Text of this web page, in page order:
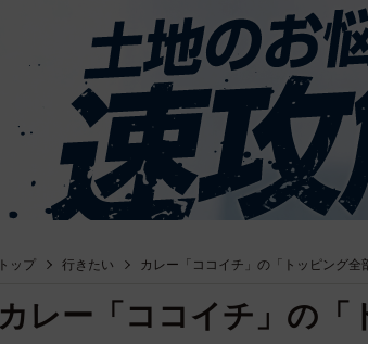
トップ 行きたい カレー「ココイチ」の「トッピング
カレー「ココイチ」の